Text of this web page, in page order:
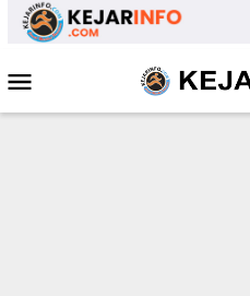
Loncat
Mobile